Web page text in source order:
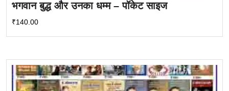
भगवान बुद्ध और उनका धम्म – पॉकेट साइज
₹140.00